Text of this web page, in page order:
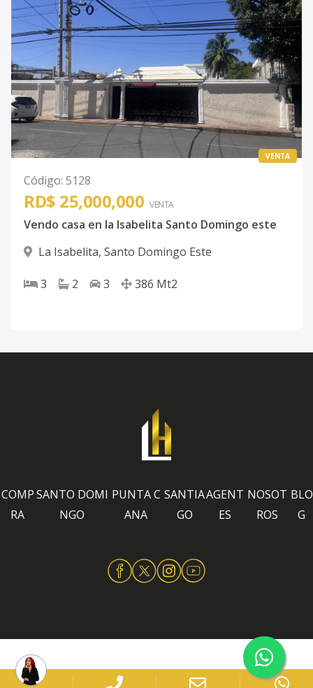
VENTA
Código: 5128
RD$ 25,000,000 VENTA
Vendo casa en la Isabelita Santo Domingo este
La Isabelita, Santo Domingo Este
3 2 3 386 Mt2
COMP
RA
SANTO DOMI
NGO
PUNTA C
ANA
SANTIA
GO
AGENT
ES
NOSOT
ROS
BLO
G